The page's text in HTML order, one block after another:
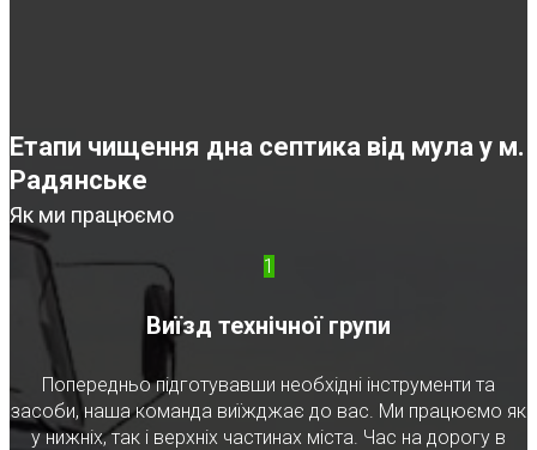
Етапи чищення дна септика від мула у м.
Радянське
Як ми працюємо
1
Виїзд технічної групи
Попередньо підготувавши необхідні інструменти та
засоби, наша команда виїжджає до вас. Ми працюємо як
у нижніх, так і верхніх частинах міста. Час на дорогу в